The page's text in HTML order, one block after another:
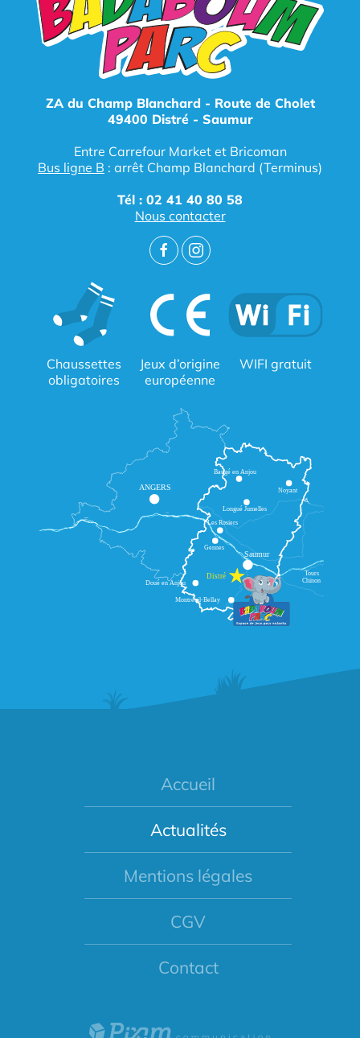
ZA du Champ Blanchard - Route de Cholet
49400 Distré - Saumur
Entre Carrefour Market et Bricoman
Bus ligne B : arrêt Champ Blanchard (Terminus)
Tél : 02 41 40 80 58
Nous contacter
Chaussettes
obligatoires
Jeux d’origine
européenne
WIFI gratuit
Accueil
Actualités
Mentions légales
CGV
Contact